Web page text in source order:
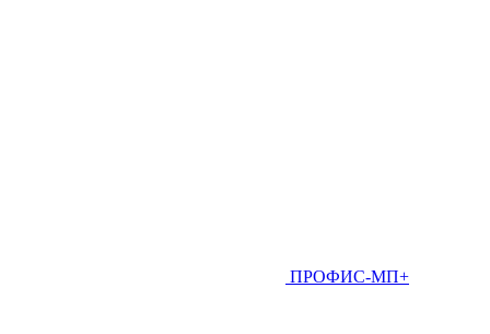
ПРОФИС-МП+